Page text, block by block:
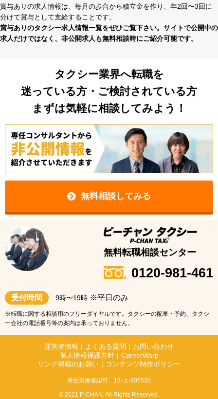
賞与ありの求⼈情報は、毎⽉の歩合から積⽴⾦を作り、年2回〜3回に
分けて賞与として⽀給することです。
賞与ありのタクシー求⼈情報⼀覧をぜひご覧下さい。サイトで公開中の
求⼈だけではなく、⾮公開求⼈も無料相談時にご紹介可能です。
タクシー業界へ転職を
迷っている方・ご検討されている方
まずは気軽に相談してみよう！
無料相談してみる
無料転職相談センター
0120-981-461
受付時間 9時〜19時 ※平日のみ
※転職に関する相談用のフリーダイヤルです。タクシーの配車・予約、タクシ
ー会社の電話番号等の案内は承っておりません。
運営者情報 | よくある質問 | お問い合わせ
個人情報保護方針 | CareerWarp
リンク掲載のお願い | コンテンツ制作ポリシー
厚生労働省認可 13-ユ-305520
© 2021 P-CHAN. All Rights Reserved.